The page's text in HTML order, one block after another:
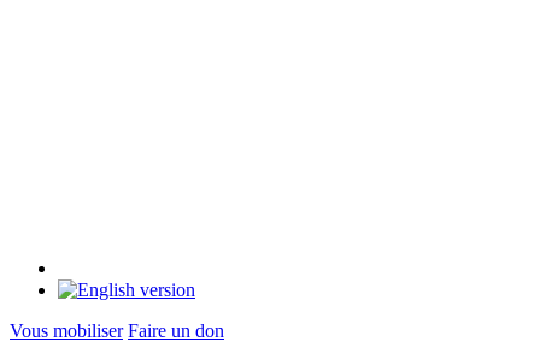
Vous mobiliser Faire un don